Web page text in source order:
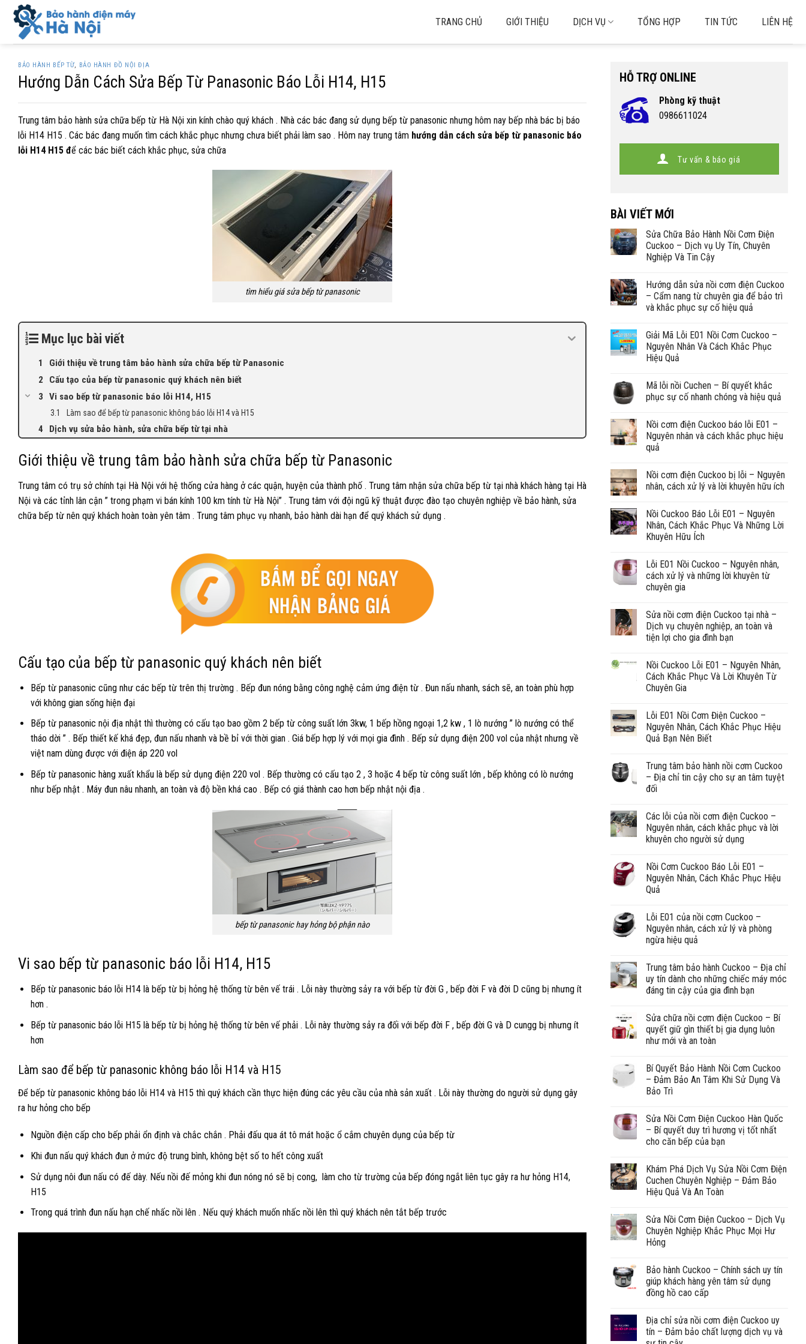
Skip
content
TRANG CHỦ GIỚI THIỆU DỊCH VỤ TỔNG HỢP TIN TỨC LIÊN HỆ
BẢO HÀNH BẾP TỪ, BẢO HÀNH ĐỒ NỘI ĐỊA
Hướng Dẫn Cách Sửa Bếp Từ Panasonic Báo Lỗi H14, H15
Trung tâm bảo hành sửa chữa bếp từ Hà Nội xin kính chào quý khách . Nhà các bác đang sử dụng bếp từ panasonic nhưng hôm nay bếp nhà bác bị báo
lỗi H14 H15 . Các bác đang muốn tìm cách khắc phục nhưng chưa biết phải làm sao . Hôm nay trung tâm hướng dẫn cách sửa bếp từ panasonic báo
lỗi H14 H15 để các bác biết cách khắc phục, sửa chữa
tìm hiểu giá sửa bếp từ panasonic
Mục lục bài viết
Giới thiệu về trung tâm bảo hành sửa chữa bếp từ Panasonic
Cấu tạo của bếp từ panasonic quý khách nên biết
Vi sao bếp từ panasonic báo lỗi H14, H15
Làm sao để bếp từ panasonic không báo lỗi H14 và H15
Dịch vụ sửa bảo hành, sửa chữa bếp từ tại nhà
Giới thiệu về trung tâm bảo hành sửa chữa bếp từ Panasonic
Trung tâm có trụ sở chính tại Hà Nội với hệ thống cửa hàng ở các quận, huyện của thành phố . Trung tâm nhận sửa chữa bếp từ tại nhà khách hàng tại Hà
Nội và các tỉnh lân cận ” trong phạm vi bán kính 100 km tính từ Hà Nội” . Trung tâm với đội ngũ kỹ thuật được đào tạo chuyên nghiệp về bảo hành, sửa
chữa bếp từ nên quý khách hoàn toàn yên tâm . Trung tâm phục vụ nhanh, bảo hành dài hạn để quý khách sử dụng .
Cấu tạo của bếp từ panasonic quý khách nên biết
Bếp từ panasonic cũng như các bếp từ trên thị trường . Bếp đun nóng bằng công nghệ cảm ứng điện từ . Đun nấu nhanh, sách sẽ, an toàn phù hợp
với không gian sống hiện đại
Bếp từ panasonic nội địa nhật thì thường có cấu tạo bao gồm 2 bếp từ công suất lớn 3kw, 1 bếp hồng ngoại 1,2 kw , 1 lò nướng ” lò nướng có thể
tháo dời ” . Bếp thiết kế khá đẹp, đun nấu nhanh và bề bỉ với thời gian . Giá bếp hợp lý với mọi gia đình . Bếp sử dụng điện 200 vol của nhật nhưng về
việt nam dùng được với điện áp 220 vol
Bếp từ panasonic hàng xuất khẩu là bếp sử dụng điện 220 vol . Bếp thường có cấu tạo 2 , 3 hoặc 4 bếp từ công suất lớn , bếp không có lò nướng
như bếp nhật . Máy đun nâu nhanh, an toàn và độ bền khá cao . Bếp có giá thành cao hơn bếp nhật nội địa .
bếp từ panasonic hay hỏng bộ phận nào
Vi sao bếp từ panasonic báo lỗi H14, H15
Bếp từ panasonic báo lỗi H14 là bếp từ bị hỏng hệ thống từ bên vế trái . Lỗi này thường sảy ra với bếp từ đời G , bếp đời F và đời D cũng bị nhưng ít
hơn .
Bếp từ panasonic báo lỗi H15 là bếp từ bị hỏng hệ thống từ bên vế phải . Lỗi này thường sảy ra đối với bếp đời F , bếp đời G và D cungg bị nhưng ít
hơn
Làm sao để bếp từ panasonic không báo lỗi H14 và H15
Để bếp từ panasonic không báo lỗi H14 và H15 thì quý khách cần thực hiện đúng các yêu cầu của nhà sản xuất . Lỗi này thường do người sử dụng gây
ra hư hỏng cho bếp
Nguồn điện cấp cho bếp phải ổn định và chắc chắn . Phải đấu qua át tô mát hoặc ổ cắm chuyên dụng của bếp từ
Khi đun nấu quý khách đun ở mức độ trung bình, không bệt số to hết công xuất
Sử dụng nôi đun nấu có đế dày. Nếu nồi đế mỏng khi đun nóng nó sẽ bị cong, làm cho từ trường của bếp đóng ngắt liên tục gây ra hư hỏng H14,
H15
Trong quá trình đun nấu hạn chế nhấc nồi lên . Nếu quý khách muốn nhấc nồi lên thì quý khách nên tắt bếp trước
HỖ TRỢ ONLINE
Phòng kỹ thuật
0986611024
Tư vấn & báo giá
BÀI VIẾT MỚI
Sửa Chữa Bảo Hành Nồi Cơm Điện
Cuckoo – Dịch vụ Uy Tín, Chuyên
Nghiệp Và Tin Cậy
Hướng dẫn sửa nồi cơm điện Cuckoo
– Cẩm nang từ chuyên gia để bảo trì
và khắc phục sự cố hiệu quả
Giải Mã Lỗi E01 Nồi Cơm Cuckoo –
Nguyên Nhân Và Cách Khắc Phục
Hiệu Quả
Mã lỗi nồi Cuchen – Bí quyết khắc
phục sự cố nhanh chóng và hiệu quả
Nồi cơm điện Cuckoo báo lỗi E01 –
Nguyên nhân và cách khắc phục hiệu
quả
Nồi cơm điện Cuckoo bị lỗi – Nguyên
nhân, cách xử lý và lời khuyên hữu ích
Nồi Cuckoo Báo Lỗi E01 – Nguyên
Nhân, Cách Khắc Phục Và Những Lời
Khuyên Hữu Ích
Lỗi E01 Nồi Cuckoo – Nguyên nhân,
cách xử lý và những lời khuyên từ
chuyên gia
Sửa nồi cơm điện Cuckoo tại nhà –
Dịch vụ chuyên nghiệp, an toàn và
tiện lợi cho gia đình bạn
Nồi Cuckoo Lỗi E01 – Nguyên Nhân,
Cách Khắc Phục Và Lời Khuyên Từ
Chuyên Gia
Lỗi E01 Nồi Cơm Điện Cuckoo –
Nguyên Nhân, Cách Khắc Phục Hiệu
Quả Bạn Nên Biết
Trung tâm bảo hành nồi cơm Cuckoo
– Địa chỉ tin cậy cho sự an tâm tuyệt
đối
Các lỗi của nồi cơm điện Cuckoo –
Nguyên nhân, cách khắc phục và lời
khuyên cho người sử dụng
Nồi Cơm Cuckoo Báo Lỗi E01 –
Nguyên Nhân, Cách Khắc Phục Hiệu
Quả
Lỗi E01 của nồi cơm Cuckoo –
Nguyên nhân, cách xử lý và phòng
ngừa hiệu quả
Trung tâm bảo hành Cuckoo – Địa chỉ
uy tín dành cho những chiếc máy móc
đáng tin cậy của gia đình bạn
Sửa chữa nồi cơm điện Cuckoo – Bí
quyết giữ gìn thiết bị gia dụng luôn
như mới và an toàn
Bí Quyết Bảo Hành Nồi Cơm Cuckoo
– Đảm Bảo An Tâm Khi Sử Dụng Và
Bảo Trì
Sửa Nồi Cơm Điện Cuckoo Hàn Quốc
– Bí quyết duy trì hương vị tốt nhất
cho căn bếp của bạn
Khám Phá Dịch Vụ Sửa Nồi Cơm Điện
Cuchen Chuyên Nghiệp – Đảm Bảo
Hiệu Quả Và An Toàn
Sửa Nồi Cơm Điện Cuckoo – Dịch Vụ
Chuyên Nghiệp Khắc Phục Mọi Hư
Hỏng
Bảo hành Cuckoo – Chính sách uy tín
giúp khách hàng yên tâm sử dụng
đồng hồ cao cấp
Địa chỉ sửa nồi cơm điện Cuckoo uy
tín – Đảm bảo chất lượng dịch vụ và